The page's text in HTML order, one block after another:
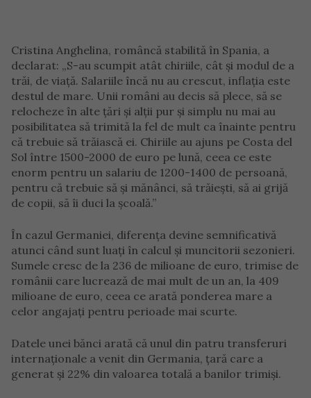
Cristina Anghelina, româncă stabilită în Spania, a
declarat: „S-au scumpit atât chiriile, cât și modul de a
trăi, de viață. Salariile încă nu au crescut, inflația este
destul de mare. Unii români au decis să plece, să se
relocheze în alte țări și alții pur și simplu nu mai au
posibilitatea să trimită la fel de mult ca înainte pentru
că trebuie să trăiască ei. Chiriile au ajuns pe Costa del
Sol între 1500-2000 de euro pe lună, ceea ce este
enorm pentru un salariu de 1200-1400 de persoană,
pentru că trebuie să și mănânci, să trăiești, să ai grijă
de copii, să îi duci la școală.”
În cazul Germaniei, diferența devine semnificativă
atunci când sunt luați în calcul și muncitorii sezonieri.
Sumele cresc de la 236 de milioane de euro, trimise de
românii care lucrează de mai mult de un an, la 409
milioane de euro, ceea ce arată ponderea mare a
celor angajați pentru perioade mai scurte.
Datele unei bănci arată că unul din patru transferuri
internaționale a venit din Germania, țară care a
generat și 22% din valoarea totală a banilor trimiși.